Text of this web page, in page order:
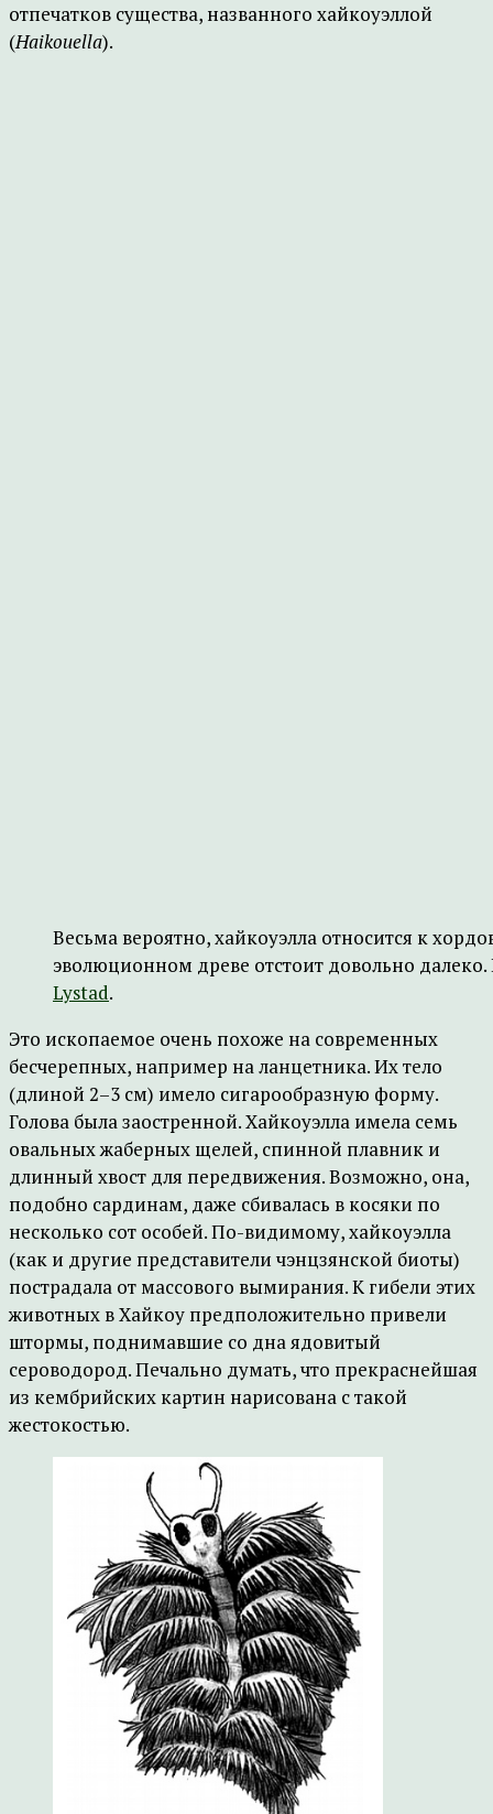
отпечатков существа, названного хайкоуэллой
(Haikouella).
Весьма вероятно, хайкоуэлла относится к
эволюционном древе отстоит довольно
Lystad.
Это ископаемое очень похоже на современных
бесчерепных, например на ланцетника. Их тело
(длиной 2–3 см) имело сигарообразную форму.
Голова была заостренной. Хайкоуэлла имела семь
овальных жаберных щелей, спинной плавник и
длинный хвост для передвижения. Возможно, она,
подобно сардинам, даже сбивалась в косяки по
несколько сот особей. По-видимому, хайкоуэлла
(как и другие представители чэнцзянской биоты)
пострадала от массового вымирания. К гибели этих
животных в Хайкоу предположительно привели
штормы, поднимавшие со дна ядовитый
сероводород. Печально думать, что прекраснейшая
из кембрийских картин нарисована с такой
жестокостью.